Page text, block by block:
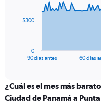
The
categories.
Range:
90 días antes 60 días
0
$300
¿Cuál es el mes más
Ciudad de Panamá a Punta